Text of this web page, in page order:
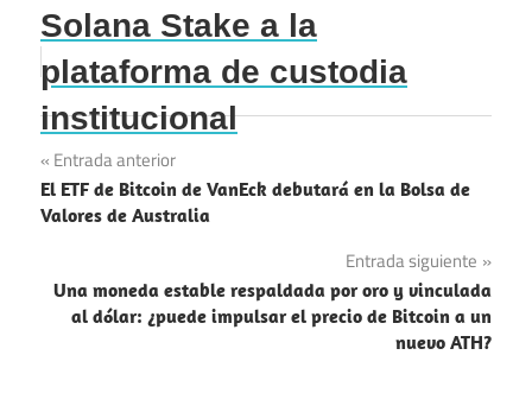
Solana Stake a la
plataforma de custodia
institucional
Navegación
de
Entrada anterior
El ETF de Bitcoin de VanEck debutará en la Bolsa de
Valores de Australia
Entrada siguiente
Una moneda estable respaldada por oro y vinculada
al dólar: ¿puede impulsar el precio de Bitcoin a un
nuevo ATH?